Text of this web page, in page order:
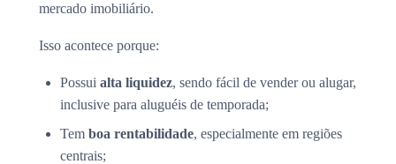
mercado imobiliário.
Isso acontece porque:
Possui alta liquidez, sendo fácil de vender ou alugar,
inclusive para aluguéis de temporada;
Tem boa rentabilidade, especialmente em regiões
centrais;